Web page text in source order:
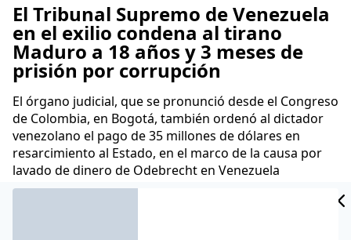
El Tribunal Supremo de Venezuela
en el exilio condena al tirano
Maduro a 18 años y 3 meses de
prisión por corrupción
El órgano judicial, que se pronunció desde el Congreso
de Colombia, en Bogotá, también ordenó al dictador
venezolano el pago de 35 millones de dólares en
resarcimiento al Estado, en el marco de la causa por
lavado de dinero de Odebrecht en Venezuela